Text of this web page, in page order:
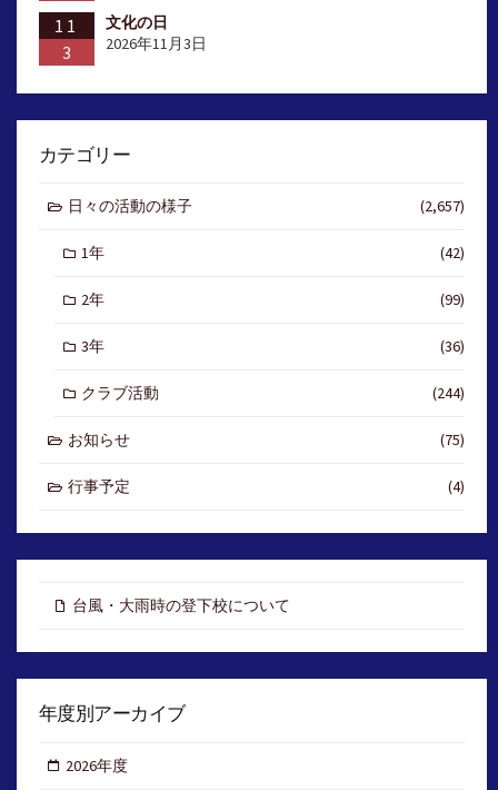
11
3
文化の日
2026年11月3日
カテゴリー
日々の活動の様子 (2,657)
1年 (42)
2年 (99)
3年 (36)
クラブ活動 (244)
お知らせ (75)
行事予定 (4)
台風・大雨時の登下校について
年度別アーカイブ
2026年度